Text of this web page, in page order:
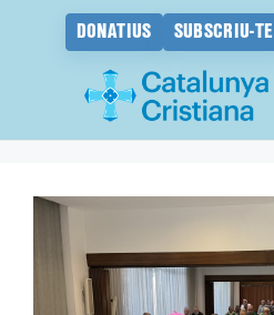
DONATIUS SUBSCRIU-TE
contingut